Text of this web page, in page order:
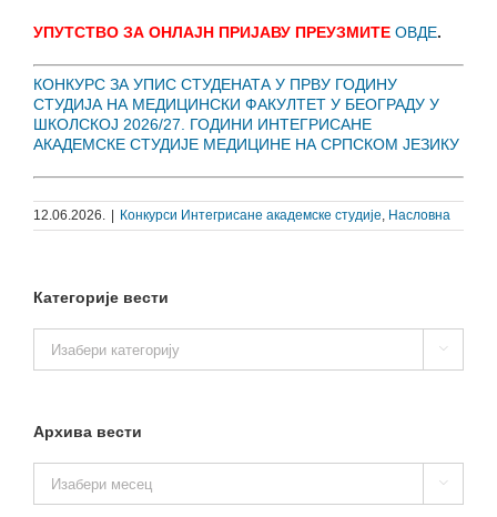
УПУТСТВО ЗА ОНЛАЈН ПРИЈАВУ ПРЕУЗМИТЕ ОВДЕ.
КОНКУРС ЗА УПИС СТУДЕНАТА У ПРВУ ГОДИНУ
СТУДИЈА НА МЕДИЦИНСКИ ФАКУЛТЕТ У БЕОГРАДУ У
ШКОЛСКОЈ 2026/27. ГОДИНИ ИНТЕГРИСАНЕ
АКАДЕМСКЕ СТУДИЈЕ МЕДИЦИНЕ НА СРПСКОМ ЈЕЗИКУ
12.06.2026. Конкурси Интегрисане академске студије, Насловна
Категорије вести
вести

Архива вести
вести
